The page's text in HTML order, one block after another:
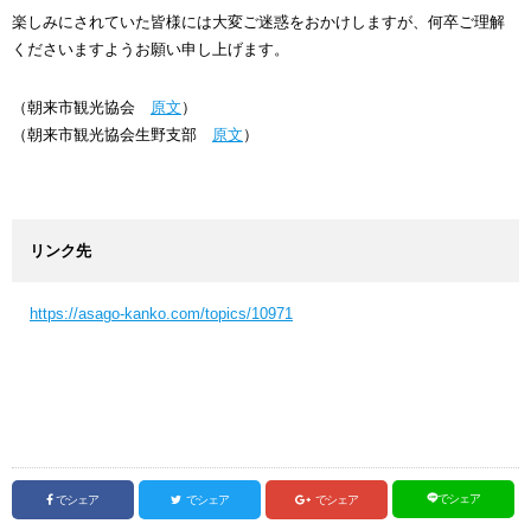
楽しみにされていた皆様には大変ご迷惑をおかけしますが、何卒ご理解
くださいますようお願い申し上げます。
（朝来市観光協会 原文 ）
（朝来市観光協会生野支部 原文 ）
リンク先
https://asago-kanko.com/topics/10971
でシェア でシェア でシェア でシェア